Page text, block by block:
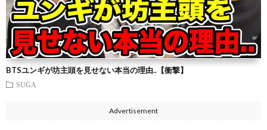
BTSユンギが坊主頭を見せない本当の理由..【衝撃】
SUGA
Advertisement